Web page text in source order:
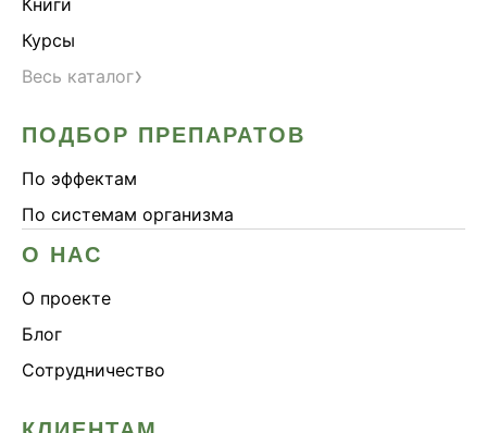
Курсы
Весь каталог›
ПОДБОР ПРЕПАРАТОВ
По эффектам
По системам организма
О НАС
О проекте
Блог
Сотрудничество